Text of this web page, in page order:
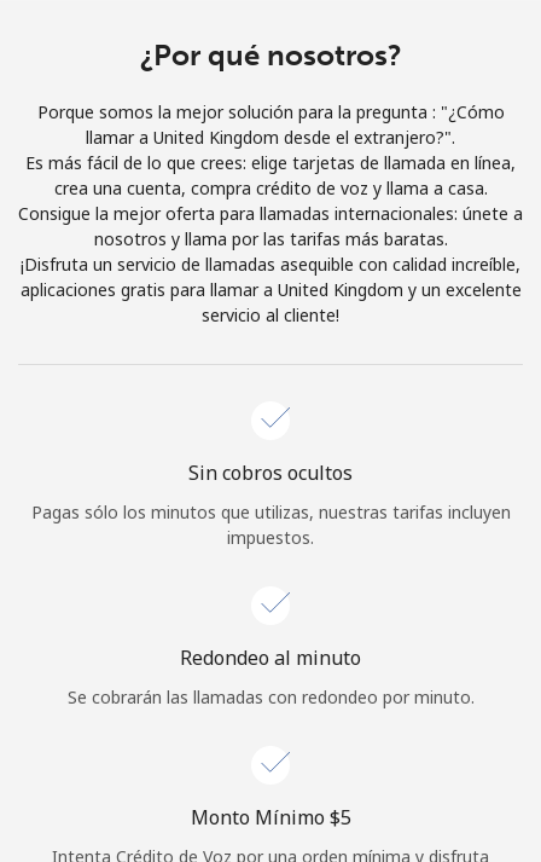
o
Continuar con
¿Por qué nosotros?
Porque somos la mejor solución para la pregunta : "¿Cómo
llamar a United Kingdom desde el extranjero?".
Es más fácil de lo que crees: elige tarjetas de llamada en línea,
crea una cuenta, compra crédito de voz y llama a casa.
Consigue la mejor oferta para llamadas internacionales: únete a
nosotros y llama por las tarifas más baratas.
¡Disfruta un servicio de llamadas asequible con calidad increíble,
aplicaciones gratis para llamar a United Kingdom y un excelente
servicio al cliente!
Sin cobros ocultos
Pagas sólo los minutos que utilizas, nuestras tarifas incluyen
impuestos.
Redondeo al minuto
Se cobrarán las llamadas con redondeo por minuto.
Monto Mínimo ⁦$5⁩
Intenta Crédito de Voz por una orden mínima y disfruta